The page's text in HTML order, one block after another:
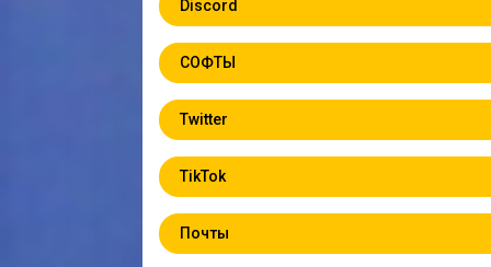
Discord
СОФТЫ
Twitter
TikTok
Почты